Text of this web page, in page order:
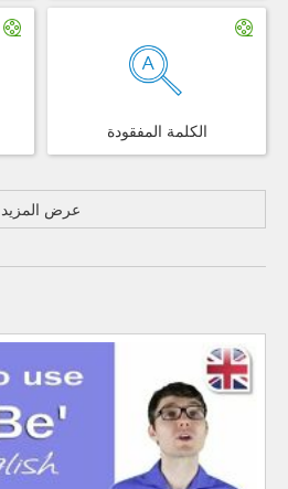
الكلمة المفقودة
عرض المزيد